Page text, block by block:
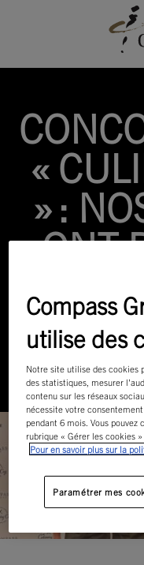
«
» :
ONT
Accueil Actualités
talents ont relevé le défi
Compass
utilise des
Notre site utilise des cookies
des statistiques, mesurer
contenu sur les réseaux
nécessite votre
pendant 6 mois. Vous
rubrique « Gérer les cookies
Pour en savoir plus sur la
Paramétrer mes